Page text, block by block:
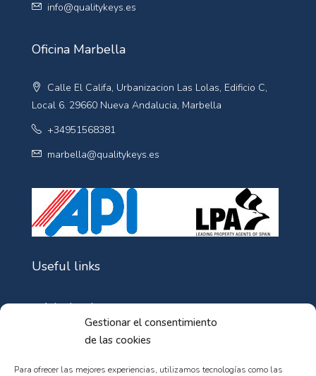
Gestionar el consentimiento
de las cookies
Para ofrecer las mejores experiencias, utilizamos tecnologías como las
info@qualitykeys.es
Oficina Marbella
Calle El Califa, Urbanizacion Las Lolas, Edificio C,
Local 6. 29660 Nueva Andalucia, Marbella
+34951568381
marbella@qualitykeys.es
Useful links
Aviso Legal
Política de Cookies